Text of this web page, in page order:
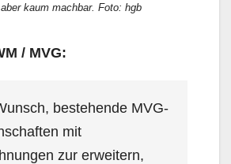
kaum machbar. Foto: hgb
/ MVG:
bestehende MVG-
mit
zur erweitern,